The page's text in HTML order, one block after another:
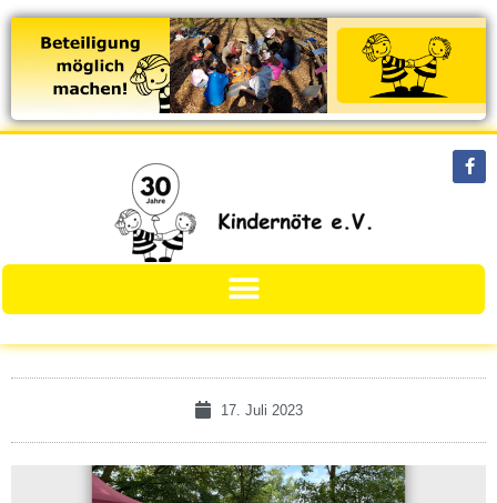
17. Juli 2023